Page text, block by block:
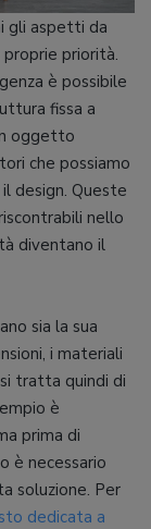
gli aspetti da
proprie priorità.
è possibile
fissa a
oggetto
che possiamo
design. Queste
nello
diventano il
sia la sua
i materiali
tratta quindi di
è
prima di
è necessario
soluzione. Per
dedicata a